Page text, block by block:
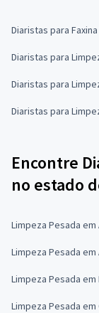
Diaristas para
Diaristas para
Diaristas para
Diaristas para
Encontre
no estado
Limpeza Pesada em
Limpeza Pesada
Limpeza Pesada em
Limpeza Pesada em